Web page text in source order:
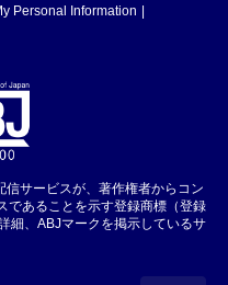
Personal Information
サービスが、著作権者からコン
であることを示す登録商標（登録
細、ABJマークを掲示しているサ